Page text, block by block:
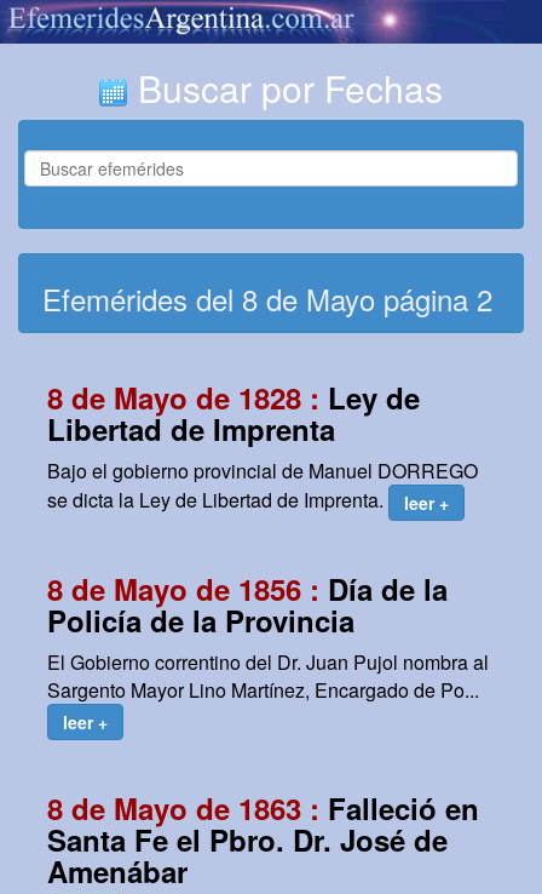
Buscar por Fechas
Efemérides del 8 de Mayo página 2
8 de Mayo de 1828 : Ley de
Libertad de Imprenta
Bajo el gobierno provincial de Manuel DORREGO
se dicta la Ley de Libertad de Imprenta.
leer +
8 de Mayo de 1856 : Día de la
Policía de la Provincia
El Gobierno correntino del Dr. Juan Pujol nombra al
Sargento Mayor Lino Martínez, Encargado de Po...
leer +
8 de Mayo de 1863 : Falleció en
Santa Fe el Pbro. Dr. José de
Amenábar